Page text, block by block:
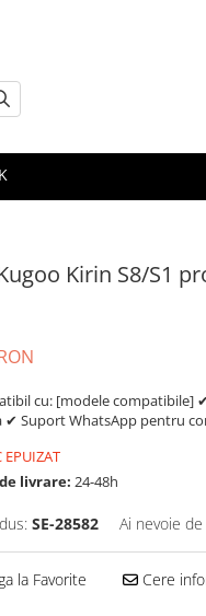
Kirin S8/S1
cu: [modele compatibile]
✔ Suport WhatsApp pentru
EPUIZAT
livrare: 24-48h
SE-28582 Ai nevoie
la Favorite Cere